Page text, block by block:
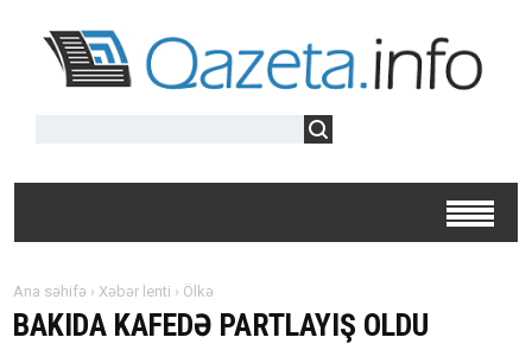
Ana səhifə › Xəbər lenti › Ölkə
BAKIDA KAFEDƏ PARTLAYIŞ OLDU